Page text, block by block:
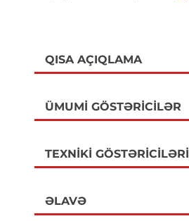
QISA AÇIQLAMA
ÜMUMI GÖSTƏRICILƏR
TEXNIKI GÖSTƏRICILƏRI
ƏLAVƏ